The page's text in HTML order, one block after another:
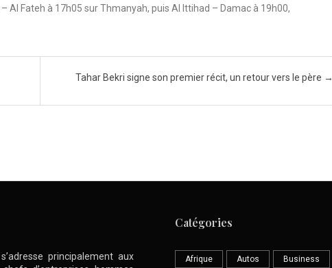
Al Fateh à 17h05 sur Thmanyah, puis Al Ittihad – Damac à 19h00,
Tahar Bekri signe son premier récit, un retour vers le père →
principalement aux
Catégories
Afrique Autos Business